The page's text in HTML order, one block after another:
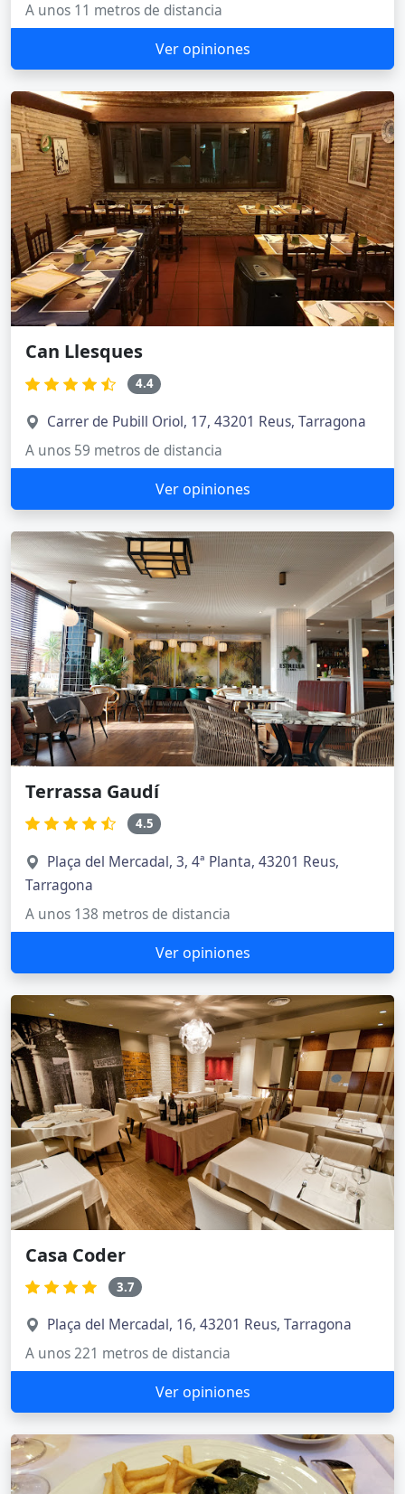
A unos 11 metros de distancia
Ver opiniones
Can Llesques
4.4
Carrer de Pubill Oriol, 17, 43201 Reus, Tarragona
A unos 59 metros de distancia
Ver opiniones
Terrassa Gaudí
4.5
Plaça del Mercadal, 3, 4ª Planta, 43201 Reus,
Tarragona
A unos 138 metros de distancia
Ver opiniones
Casa Coder
3.7
Plaça del Mercadal, 16, 43201 Reus, Tarragona
A unos 221 metros de distancia
Ver opiniones